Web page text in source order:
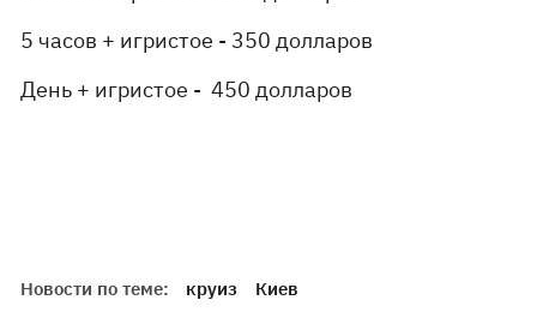
5 часов + игристое - 350 долларов
День + игристое - 450 долларов
Новости по теме: круиз Киев